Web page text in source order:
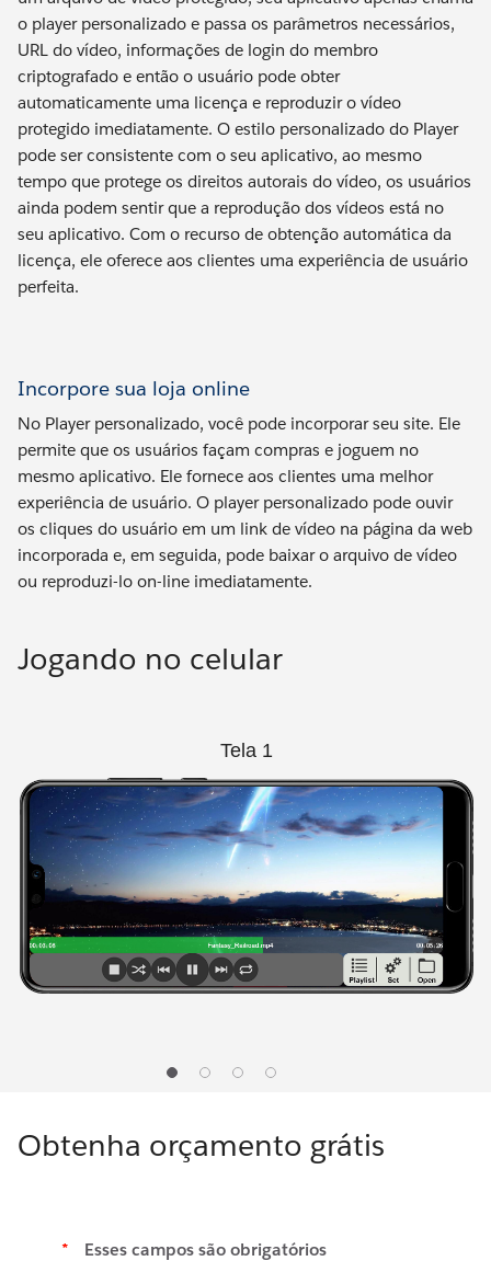
o player personalizado e passa os parâmetros necessários,
URL do vídeo, informações de login do membro
criptografado e então o usuário pode obter
automaticamente uma licença e reproduzir o vídeo
protegido imediatamente. O estilo personalizado do Player
pode ser consistente com o seu aplicativo, ao mesmo
tempo que protege os direitos autorais do vídeo, os usuários
ainda podem sentir que a reprodução dos vídeos está no
seu aplicativo. Com o recurso de obtenção automática da
licença, ele oferece aos clientes uma experiência de usuário
perfeita.
Incorpore sua loja online
No Player personalizado, você pode incorporar seu site. Ele
permite que os usuários façam compras e joguem no
mesmo aplicativo. Ele fornece aos clientes uma melhor
experiência de usuário. O player personalizado pode ouvir
os cliques do usuário em um link de vídeo na página da web
incorporada e, em seguida, pode baixar o arquivo de vídeo
ou reproduzi-lo on-line imediatamente.
Jogando no celular
Tela 1
1 2 3 4
Obtenha orçamento grátis
* Esses campos são obrigatórios